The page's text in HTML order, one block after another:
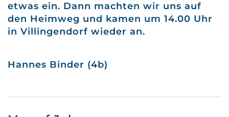
etwas ein. Dann machten wir uns auf
den Heimweg und kamen um 14.00 Uhr
in Villingendorf wieder an.
Hannes Binder (4b)